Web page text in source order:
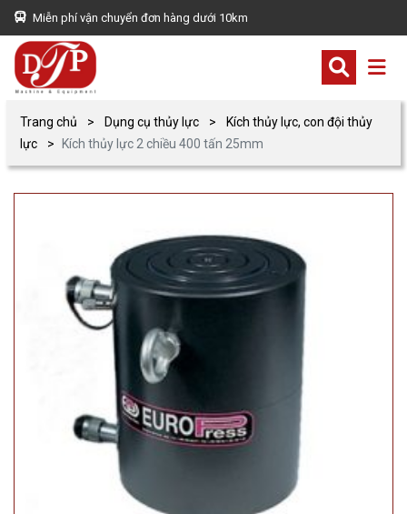
Miễn phí vận chuyển đơn hàng dưới 10km
Trang chủ Dụng cụ thủy lực
Kích thủy lực, con đội thủy
lực
Kích thủy lực 2 chiều 400 tấn 25mm